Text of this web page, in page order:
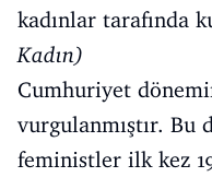
kadınlar tarafında
Kadın)
Cumhuriyet
vurgulanmıştır. Bu
feministler ilk kez